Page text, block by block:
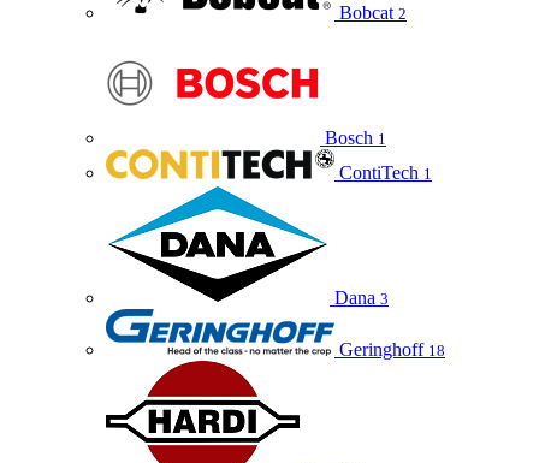
Bobcat 2
Bosch 1
ContiTech 1
Dana 3
Geringhoff 18